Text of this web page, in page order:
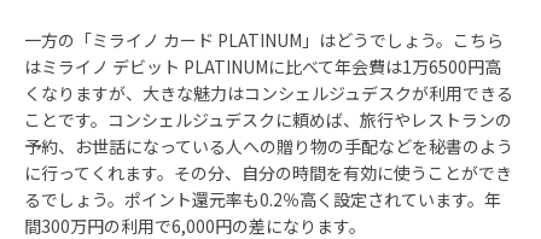
一方の「ミライノ カード PLATINUM」はどうでしょう。こちら
はミライノ デビット PLATINUMに比べて年会費は1万6500円高
くなりますが、大きな魅力はコンシェルジュデスクが利用できる
ことです。コンシェルジュデスクに頼めば、旅行やレストランの
予約、お世話になっている人への贈り物の手配などを秘書のよう
に行ってくれます。その分、自分の時間を有効に使うことができ
るでしょう。ポイント還元率も0.2％高く設定されています。年
間300万円の利用で6,000円の差になります。